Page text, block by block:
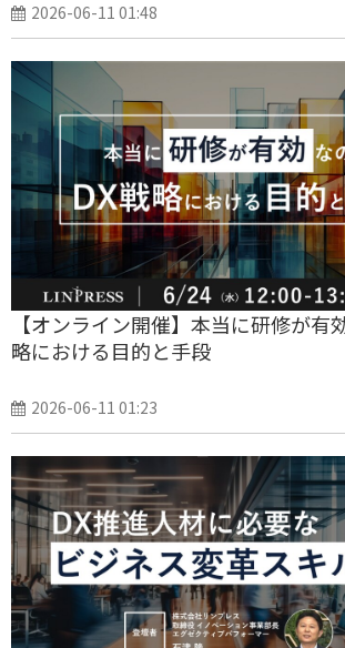
2026-06-11 01:48
【オンライン開催】本当に研修が有
略における目的と手段
2026-06-11 01:23